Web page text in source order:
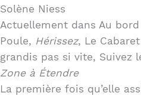
Solène Niess
Actuellement dans Au
Poule, Hérissez, Le
grandis pas si vite, Suivez
Zone à Étendre
La première fois qu’elle